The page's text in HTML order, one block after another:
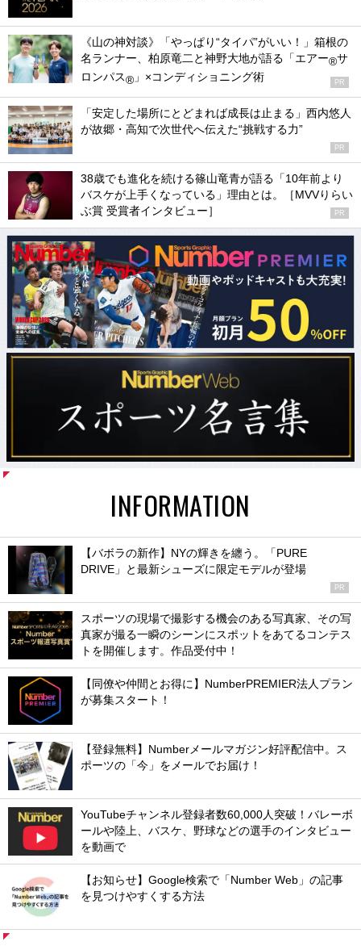
《山の神対談》「やっぱり“タイパ”がいい！」箱根の
名ランナー、柏原竜二と神野大地が語る「エアー®サ
ロンパス® 」×コンディショニング術 PR
「安定した場所にとどまれば成長は止まる」西内悠人
が故郷・高知で次世代へ伝えた“挑戦する力”
PR
38歳でも進化を続ける篠山竜青が語る「10年前より
バスケが上手くなっている」理由とは。［MVVりらい
ぶ賞 受賞者インタビュー］
PR
INFORMATION
【バボラの新作】NYの輝きを纏う。「PURE
DRIVE」と最新シューズに限定モデルが登場
PR
スポーツの現場で撮影する機会のある写真家、その写
真家が撮る一瞬のシーンにスポットをあてるコンテス
トを開催します。作品受付中！
【同僚や仲間とお得に】NumberPREMIER法人プラン
が募集スタート！
【登録無料】Numberメールマガジン好評配信中。ス
ポーツの「今」をメールでお届け！
YouTubeチャンネル登録者数60,000人突破！バレーボ
ールや陸上、バスケ、野球などの選手のインタビュー
を動画で
【お知らせ】Google検索で「Number Web」の記事
を見つけやすくする方法